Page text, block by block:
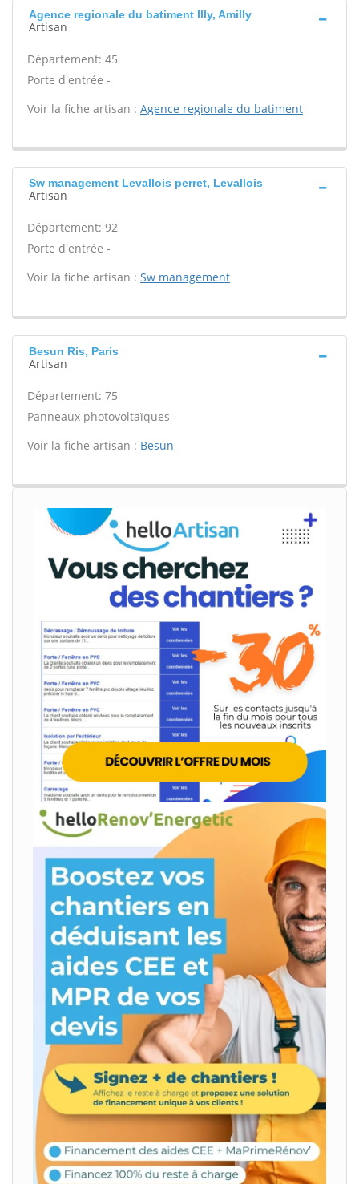
Agence regionale du batiment Illy, Amilly
Artisan
Département: 45
Porte d'entrée -
Voir la fiche artisan : Agence regionale du batiment
Sw management Levallois perret, Levallois
Artisan
Département: 92
Porte d'entrée -
Voir la fiche artisan : Sw management
Besun Ris, Paris
Artisan
Département: 75
Panneaux photovoltaïques -
Voir la fiche artisan : Besun